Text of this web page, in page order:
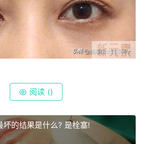
阅读 ()
脂肪填充的危害:最坏的结果是什么? 是栓塞!